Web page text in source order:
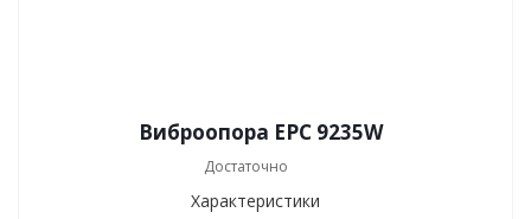
Виброопора EPC 9235W
Достаточно
Характеристики